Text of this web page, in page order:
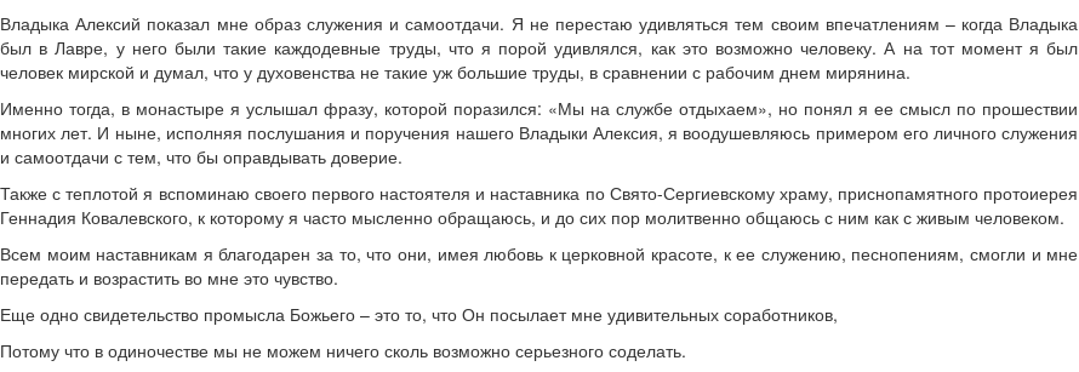
Владыка Алексий показал мне образ служения и самоотдачи. Я не перестаю удивляться тем своим впечатлениям – когда Владыка
был в Лавре, у него были такие каждодевные труды, что я порой удивлялся, как это возможно человеку. А на тот момент я был
человек мирской и думал, что у духовенства не такие уж большие труды, в сравнении с рабочим днем мирянина.
Именно тогда, в монастыре я услышал фразу, которой поразился: «Мы на службе отдыхаем», но понял я ее смысл по прошествии
многих лет. И ныне, исполняя послушания и поручения нашего Владыки Алексия, я воодушевляюсь примером его личного служения
и самоотдачи с тем, что бы оправдывать доверие.
Также с теплотой я вспоминаю своего первого настоятеля и наставника по Свято-Сергиевскому храму, приснопамятного протоиерея
Геннадия Ковалевского, к которому я часто мысленно обращаюсь, и до сих пор молитвенно общаюсь с ним как с живым человеком.
Всем моим наставникам я благодарен за то, что они, имея любовь к церковной красоте, к ее служению, песнопениям, смогли и мне
передать и возрастить во мне это чувство.
Еще одно свидетельство промысла Божьего – это то, что Он посылает мне удивительных соработников,
Потому что в одиночестве мы не можем ничего сколь возможно серьезного соделать.